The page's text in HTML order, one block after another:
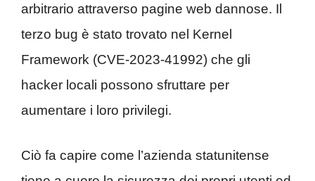
arbitrario attraverso pagine web dannose. Il
terzo bug è stato trovato nel Kernel
Framework (CVE-2023-41992) che gli
hacker locali possono sfruttare per
aumentare i loro privilegi.
Ciò fa capire come l’azienda statunitense